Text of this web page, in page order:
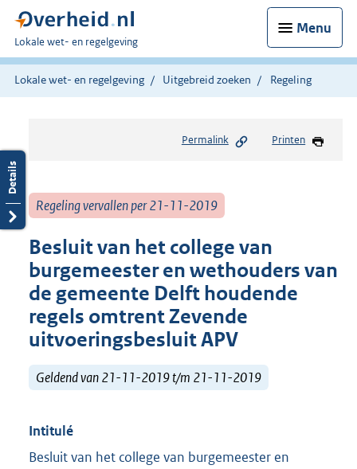
Menu
U
bent
hier:
Lokale wet- en regelgeving
Lokale wet- en regelgeving Uitgebreid zoeken Regeling
Permalink Printen
Regeling vervallen per 21-11-2019
Besluit van het college van
burgemeester en wethouders van
de gemeente Delft houdende
regels omtrent Zevende
uitvoeringsbesluit APV
Geldend van 21-11-2019 t/m 21-11-2019
Intitulé
Besluit van het college van burgemeester en